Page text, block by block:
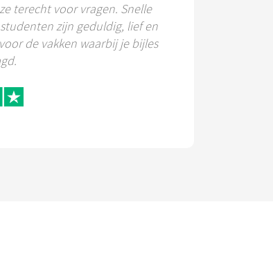
terecht voor vragen. Snelle
zijn geduldig, lief en
de vakken waarbij je bijles